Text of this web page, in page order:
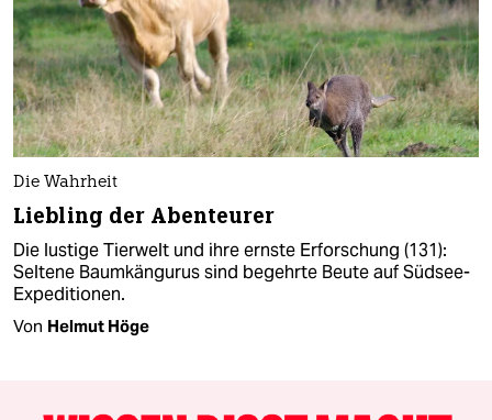
Die Wahrheit
Liebling der Abenteurer
Die lustige Tierwelt und ihre ernste Erforschung (131):
Seltene Baumkängurus sind begehrte Beute auf Südsee-
Expeditionen.
Von Helmut Höge